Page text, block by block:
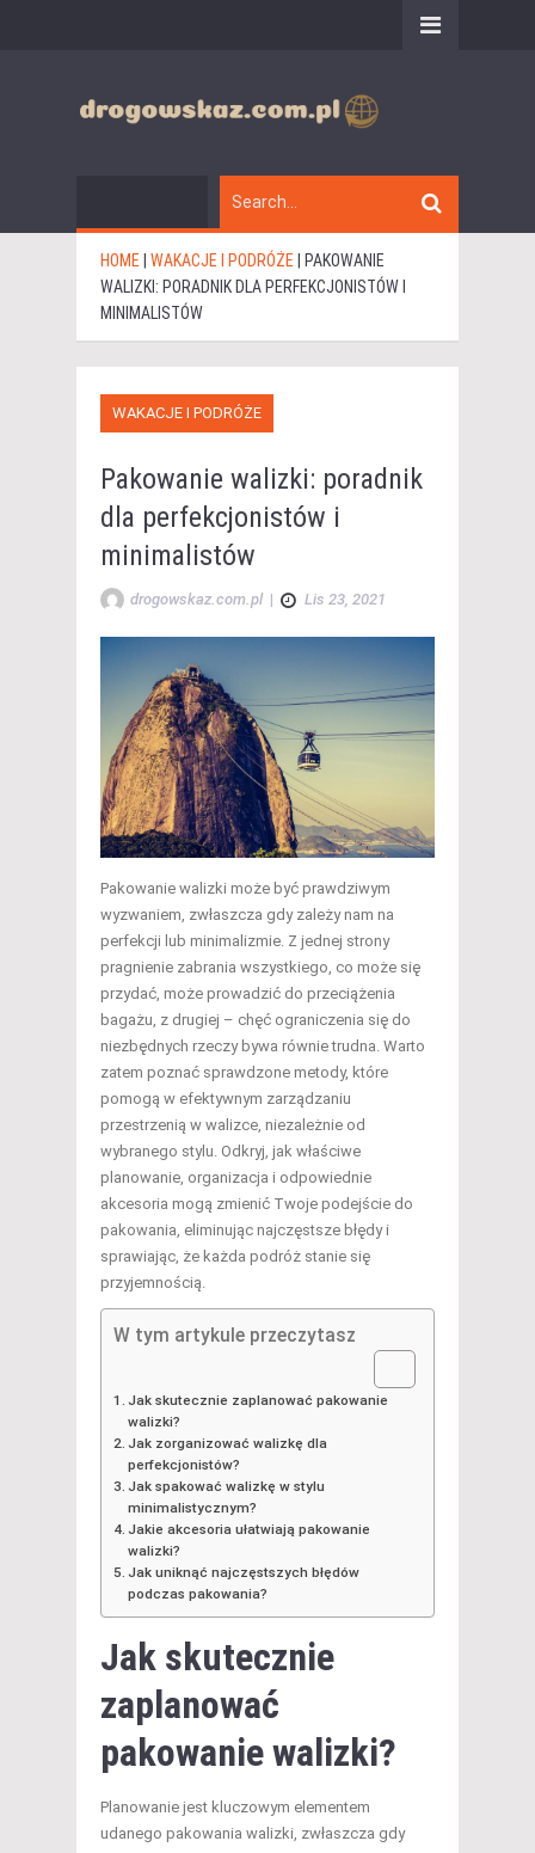
HOME WAKACJE I PODRÓŻE
PAKOWANIE
WALIZKI: PORADNIK DLA PERFEKCJONISTÓW I
MINIMALISTÓW
WAKACJE I PODRÓŻE
Pakowanie walizki: poradnik
dla perfekcjonistów i
minimalistów
drogowskaz.com.pl | Lis 23, 2021
Pakowanie walizki może być prawdziwym
wyzwaniem, zwłaszcza gdy zależy nam na
perfekcji lub minimalizmie. Z jednej strony
pragnienie zabrania wszystkiego, co może się
przydać, może prowadzić do przeciążenia
bagażu, z drugiej – chęć ograniczenia się do
niezbędnych rzeczy bywa równie trudna. Warto
zatem poznać sprawdzone metody, które
pomogą w efektywnym zarządzaniu
przestrzenią w walizce, niezależnie od
wybranego stylu. Odkryj, jak właściwe
planowanie, organizacja i odpowiednie
akcesoria mogą zmienić Twoje podejście do
pakowania, eliminując najczęstsze błędy i
sprawiając, że każda podróż stanie się
przyjemnością.
W tym artykule przeczytasz
Jak skutecznie zaplanować pakowanie
walizki?
Jak zorganizować walizkę dla
perfekcjonistów?
Jak spakować walizkę w stylu
minimalistycznym?
Jakie akcesoria ułatwiają pakowanie
walizki?
Jak uniknąć najczęstszych błędów
podczas pakowania?
Jak skutecznie
zaplanować
pakowanie walizki?
Planowanie jest kluczowym elementem
udanego pakowania walizki, zwłaszcza gdy